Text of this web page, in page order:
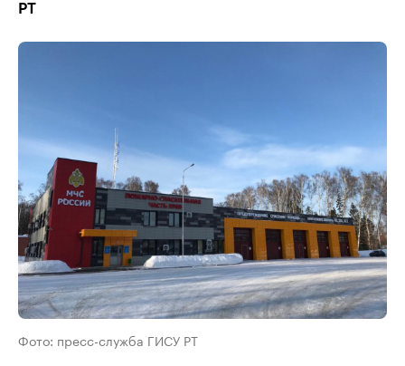
РТ
Фото: пресс-служба ГИСУ РТ